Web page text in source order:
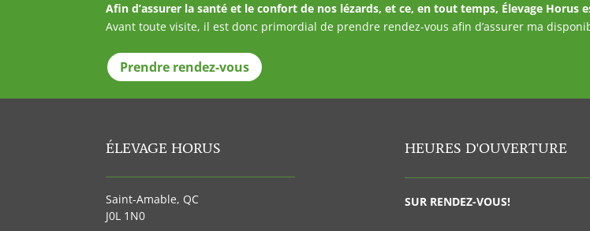
Afin d’assurer la santé et le confort de nos lézards, et ce, en tout temps, Élevage Horus
Avant toute visite, il est donc primordial de prendre rendez-vous afin d’assurer ma
Prendre rendez-vous
ÉLEVAGE HORUS
Saint-Amable, QC
J0L 1N0
HEURES D'OUVERTURE
SUR RENDEZ-VOUS!